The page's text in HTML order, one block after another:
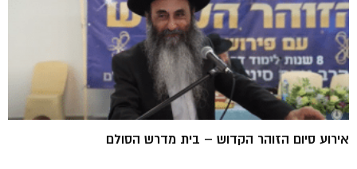
אירוע סיום הזוהר הקדוש – בית מדרש הסולם